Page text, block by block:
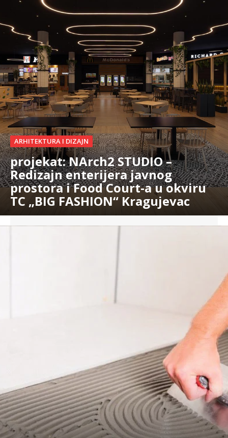
ARHITEKTURA I DIZAJN
projekat: NArch2 STUDIO –
Redizajn enterijera javnog
prostora i Food Court-a u okviru
TC „BIG FASHION“ Kragujevac